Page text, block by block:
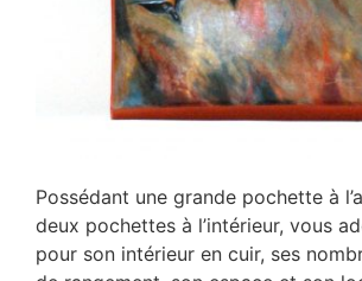
Possédant une grande pochette à
deux pochettes à l’intérieur, vous
pour son intérieur en cuir, ses